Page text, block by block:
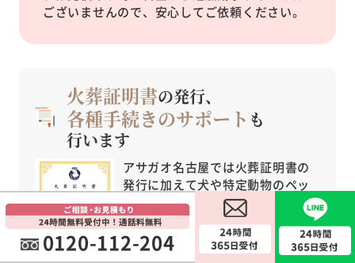
ございませんので、安心してご依頼ください。
火葬証明書の発行、
各種手続きのサポート も
行います
アサガオ名古屋では火葬証明書の
発行に加えて犬や特定動物のペッ
トちゃんが亡くなった際の死亡届
提出、ペット保険の解約手続きな
ど、各種手続きのサポートも行っ
ています。担当スタッフまで気兼
0120-112-204